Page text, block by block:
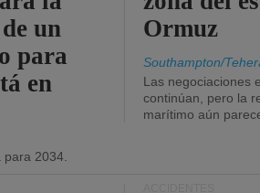
un
para
en
2034.
Ormuz
Southampton/
Las negociaciones
continúan, pero la
marítimo aún